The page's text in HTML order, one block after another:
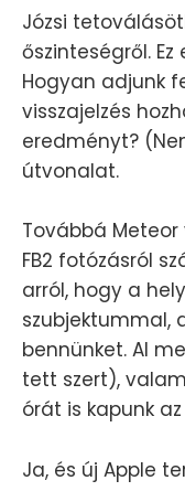
Józsi
őszinteségről.
Hogyan adjunk
visszajelzés
eredményt?
útvonalat.
Továbbá
FB2 fotózásról
arról, hogy a
szubjektummal,
bennünket. AI
tett szert),
órát is kapunk
Ja, és új Apple